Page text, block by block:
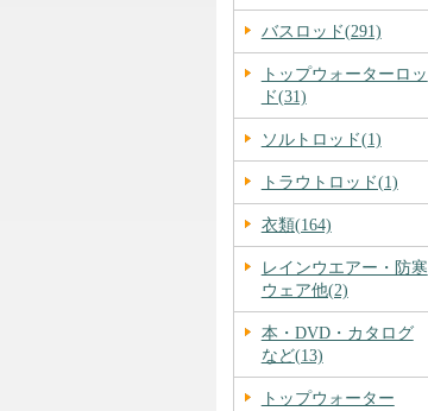
バスロッド(291)
トップウォーターロッ
ド(31)
ソルトロッド(1)
トラウトロッド(1)
衣類(164)
レインウエアー・防寒
ウェア他(2)
本・DVD・カタログ
など(13)
トップウォーター